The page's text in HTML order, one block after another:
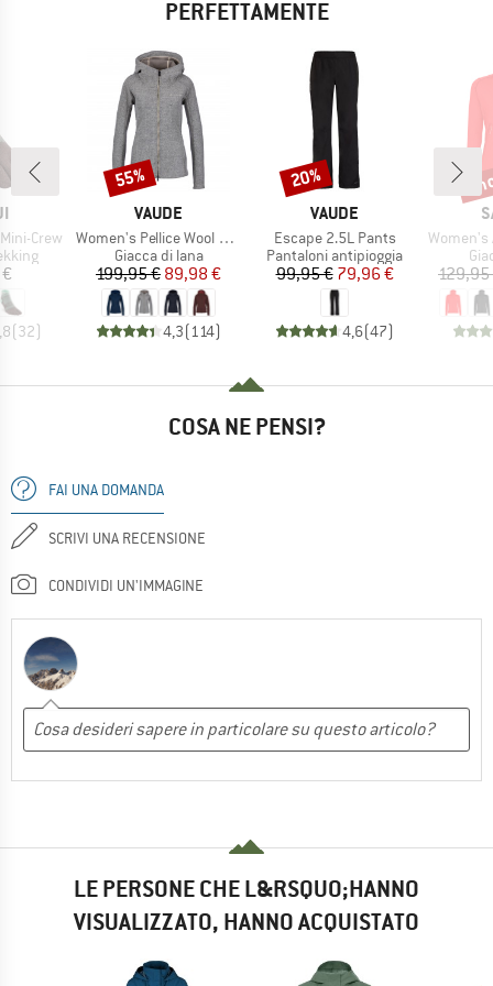
PERFETTAMENTE
Crew
(32)
MARCHIO
VAUDE
Articolo
Women's Pellice Wool Jacket
Gruppo di prodotti
Giacca di lana
Prezzo
199,95 €Prezzo ridotto
89,98 €
4,3(114)
Sconto
55%
MARCHIO
VAUDE
Articolo
Escape 2.5L Pants
Gruppo di prodotti
Pantaloni antipioggia
Prezzo
99,95 €Prezzo ridotto
79,96 €
4,6(47)
Sconto
20%
Articolo
Women's Agner
129,95
COSA NE PENSI?
FAI UNA DOMANDA
SCRIVI UNA RECENSIONE
CONDIVIDI UN'IMMAGINE
LE PERSONE CHE L&RSQUO;HANNO
VISUALIZZATO, HANNO ACQUISTATO